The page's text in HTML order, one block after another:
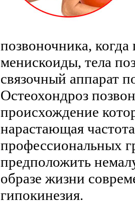
позвоночника,
менискоиды, тела
связочный аппарат
Остеохондроз
происхождение
нарастающая
профессиональных
предположить
образе жизни
гипокинезия.